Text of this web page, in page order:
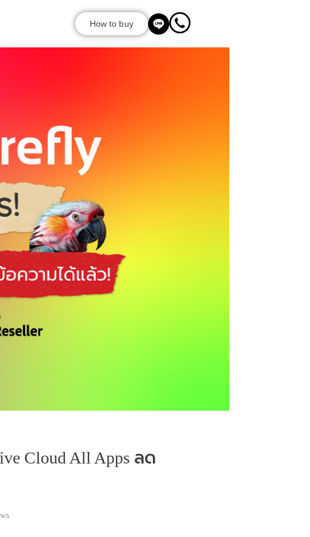
How to buy
Cloud All Apps ลด